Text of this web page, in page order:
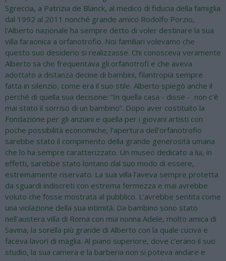
Sgreccia, a Patrizia de Blanck, al medico di fiducia della famiglia
dal 1992 al 2011 nonché grande amico Rodolfo Porzio,
l’Alberto nazionale ha sempre detto di voler destinare la sua
villa faraonica a orfanotrofio. Noi familiari volevamo che
questo suo desiderio si realizzasse. Chi conosceva veramente
Alberto sa che frequentava gli orfanotrofi e che aveva
adottato a distanza decine di bambini, filantropia sempre
fatta in silenzio, come era il suo stile. Alberto spiegò anche il
perché di quella sua decisone: “In quella casa - disse - non c'è
mai stato il sorriso di un bambino”. Dopo aver costituito la
Fondazione per gli anziani e quella per i giovani artisti con
poche possibilità economiche, l’apertura dell’orfanotrofio
sarebbe stato il compimento della grande generosità umana
che lo ha sempre caratterizzato. Un museo dedicato a lui, in
effetti, sarebbe stato lontano dal suo modo di essere,
estremamente riservato. La sua villa l’aveva sempre protetta
da sguardi indiscreti con estrema fermezza e mai avrebbe
voluto che fosse mostrata al pubblico. L’avrebbe sentita come
una violazione della sua intimità. Da bambino sono stato
nell’austera villa di Roma con mia nonna Adele, molto amica di
Savina, la sorella più grande di Alberto con la quale cuciva e
faceva lavori di maglia. Al piano superiore, dove c’erano il suo
studio, la sua camera e la barberia non si poteva andare e